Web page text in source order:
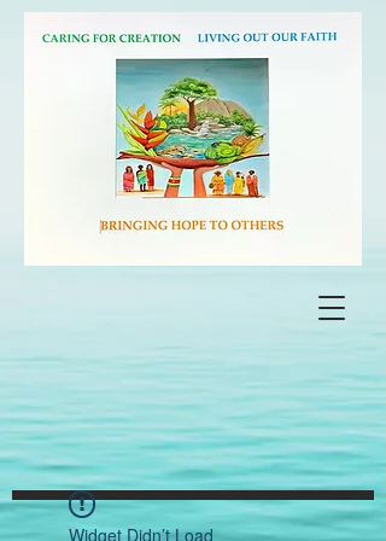
Widget Didn’t Load